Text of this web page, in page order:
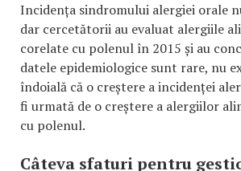
Incidența sindromului alergiei orale
dar cercetătorii au evaluat alergiile
corelate cu polenul în 2015 și au
datele epidemiologice sunt rare, nu
îndoială că o creștere a incidenței
fi urmată de o creștere a alergiilor
cu polenul.
Câteva sfaturi pentru